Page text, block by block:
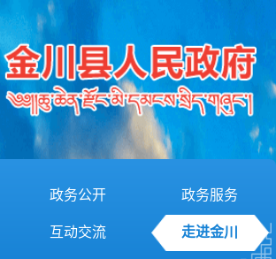
政务公开 政务服务
互动交流 走进金川